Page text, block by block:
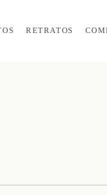
RETRATOS